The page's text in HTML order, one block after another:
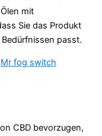
mit
Sie das Produkt
passt.
Mr fog switch
CBD bevorzugen,